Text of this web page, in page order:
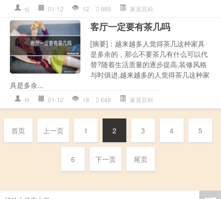
cj 01-12 12 989 家居百科
客厅一定要有茶几吗
[摘要]：越来越多人觉得茶几这种家具
是多余的，那么不要茶几有什么可以代
替?随着生活质量的逐步提高,装修风格
与时俱进,越来越多的人觉得茶几这种家
具是多余...
kt 01-12 18 648 家居百科
首页 上一页 1 2 3 4 5
6 下一页 尾页